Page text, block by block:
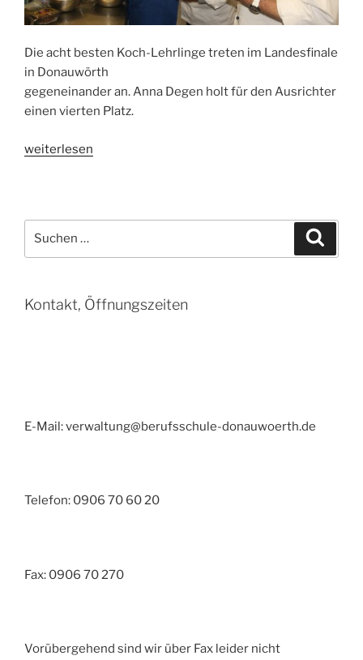
Die acht besten Koch-Lehrlinge treten im Landesfinale
in Donauwörth
gegeneinander an. Anna Degen holt für den Ausrichter
einen vierten Platz.
„Kochkunst
weiterlesen
nach:
Kontakt, Öffnungszeiten
E-Mail: verwaltung@berufsschule-donauwoerth.de
Telefon: 0906 70 60 20
Fax: 0906 70 270
Vorübergehend sind wir über Fax leider nicht